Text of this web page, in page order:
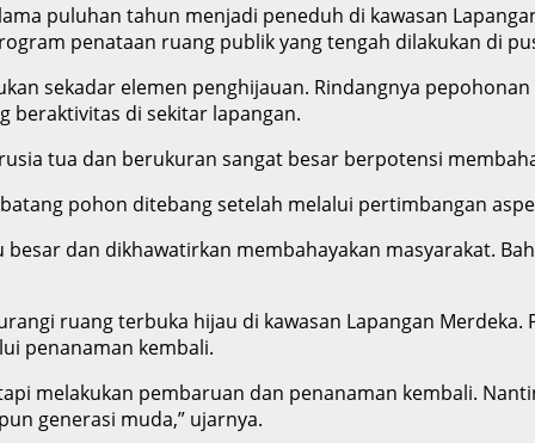
puluhan tahun menjadi peneduh di kawasan
penataan ruang publik yang tengah dilakukan di
sekadar elemen penghijauan. Rindangnya
beraktivitas di sekitar lapangan.
tua dan berukuran sangat besar berpotensi
pohon ditebang setelah melalui pertimbangan
dan dikhawatirkan membahayakan masyarakat.
ruang terbuka hijau di kawasan Lapangan
penanaman kembali.
melakukan pembaruan dan penanaman kembali.
generasi muda,” ujarnya.